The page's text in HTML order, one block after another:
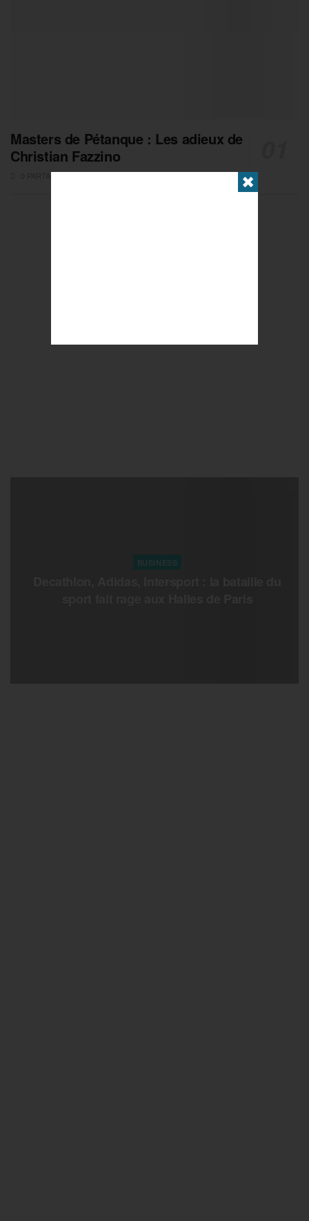
Masters de Pétanque : Les adieux de
Christian Fazzino
0 PARTAGES
BUSINESS
✖